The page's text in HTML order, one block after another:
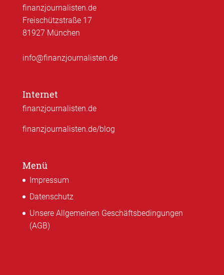
finanzjournalisten.de
Freischützstraße 17
81927 München
info@finanzjournalisten.de
Internet
finanzjournalisten.de
finanzjournalisten.de/blog
Menü
Impressum
Datenschutz
Unsere Allgemeinen Geschäftsbedingungen
(AGB)